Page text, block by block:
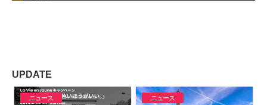
UPDATE
ニュース ニュース